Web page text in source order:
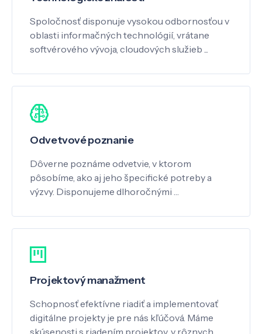
Spoločnosť disponuje vysokou odbornosťou v
oblasti informačných technológií, vrátane
softvérového vývoja, cloudových služieb ...
Odvetvové poznanie
Dôverne poznáme odvetvie, v ktorom
pôsobíme, ako aj jeho špecifické potreby a
výzvy. Disponujeme dlhoročnými …
Projektový manažment
Schopnosť efektívne riadiť a implementovať
digitálne projekty je pre nás kľúčová. Máme